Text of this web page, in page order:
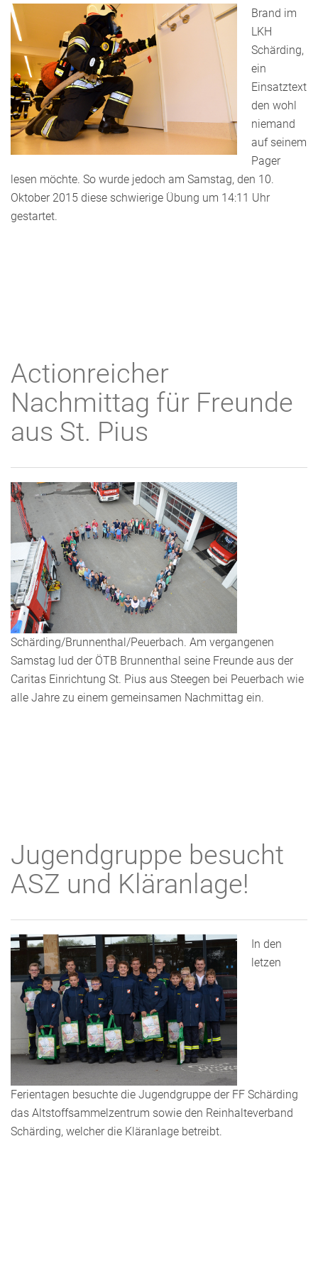
Brand im
LKH
Schärding,
ein
Einsatztext
den wohl
niemand
auf seinem
Pager
lesen möchte. So wurde jedoch am Samstag, den 10.
Oktober 2015 diese schwierige Übung um 14:11 Uhr
gestartet.
Actionreicher
Nachmittag für Freunde
aus St. Pius
Schärding/Brunnenthal/Peuerbach. Am vergangenen
Samstag lud der ÖTB Brunnenthal seine Freunde aus der
Caritas Einrichtung St. Pius aus Steegen bei Peuerbach wie
alle Jahre zu einem gemeinsamen Nachmittag ein.
Jugendgruppe besucht
ASZ und Kläranlage!
In den
letzen
Ferientagen besuchte die Jugendgruppe der FF Schärding
das Altstoffsammelzentrum sowie den Reinhalteverband
Schärding, welcher die Kläranlage betreibt.